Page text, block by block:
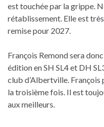
est touchée par la grippe.
rétablissement. Elle est très
remise pour 2027.
François Remond sera
édition en SH SL4 et DH
club d’Albertville.
la troisième fois. Il est
aux meilleurs.